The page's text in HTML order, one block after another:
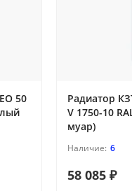
50
Радиатор
V 1750-10
муар)
6
58 085 ₽